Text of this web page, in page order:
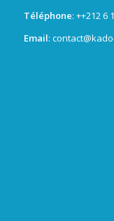
Téléphone: ++212 6
Email: